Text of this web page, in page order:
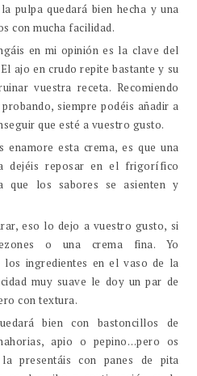
pulpa quedará bien hecha y una
con mucha facilidad.
en mi opinión es la clave del
ajo en crudo repite bastante y su
vuestra receta. Recomiendo
siempre podéis añadir a
que esté a vuestro gusto.
esta crema, es que una
dejéis reposar en el frigorífico
que los sabores se asienten y
eso lo dejo a vuestro gusto, si
o una crema fina. Yo
ingredientes en el vaso de la
muy suave le doy un par de
con textura.
bien con bastoncillos de
apio o pepino…pero os
presentáis con panes de pita